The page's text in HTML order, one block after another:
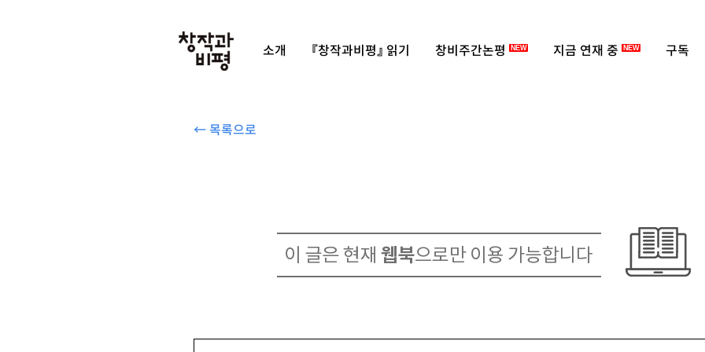
소개 『창작과비평』 읽기 창비주간논평 NEW 지금 연재 중 NEW 구독
← 목록으로